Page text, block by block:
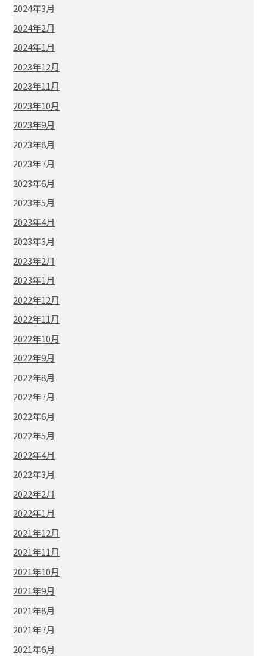
2024年3月
2024年2月
2024年1月
2023年12月
2023年11月
2023年10月
2023年9月
2023年8月
2023年7月
2023年6月
2023年5月
2023年4月
2023年3月
2023年2月
2023年1月
2022年12月
2022年11月
2022年10月
2022年9月
2022年8月
2022年7月
2022年6月
2022年5月
2022年4月
2022年3月
2022年2月
2022年1月
2021年12月
2021年11月
2021年10月
2021年9月
2021年8月
2021年7月
2021年6月